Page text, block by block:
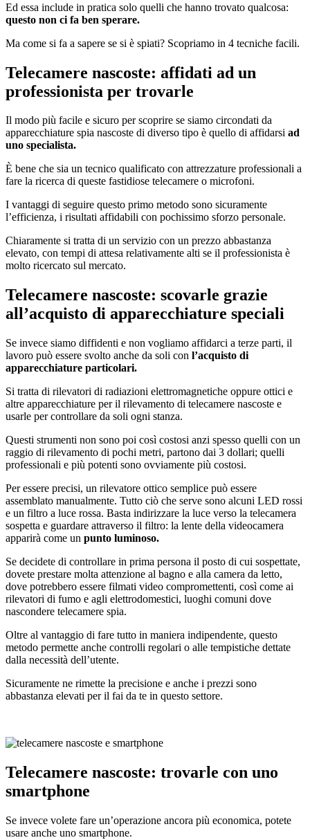
Ed essa include in pratica solo quelli che hanno trovato qualcosa:
questo non ci fa ben sperare.
Ma come si fa a sapere se si è spiati? Scopriamo in 4 tecniche facili.
Telecamere nascoste: affidati ad un
professionista per trovarle
Il modo più facile e sicuro per scoprire se siamo circondati da
apparecchiature spia nascoste di diverso tipo è quello di affidarsi ad
uno specialista.
È bene che sia un tecnico qualificato con attrezzature professionali a
fare la ricerca di queste fastidiose telecamere o microfoni.
I vantaggi di seguire questo primo metodo sono sicuramente
l’efficienza, i risultati affidabili con pochissimo sforzo personale.
Chiaramente si tratta di un servizio con un prezzo abbastanza
elevato, con tempi di attesa relativamente alti se il professionista è
molto ricercato sul mercato.
Telecamere nascoste: scovarle grazie
all’acquisto di apparecchiature speciali
Se invece siamo diffidenti e non vogliamo affidarci a terze parti, il
lavoro può essere svolto anche da soli con l’acquisto di
apparecchiature particolari.
Si tratta di rilevatori di radiazioni elettromagnetiche oppure ottici e
altre apparecchiature per il rilevamento di telecamere nascoste e
usarle per controllare da soli ogni stanza.
Questi strumenti non sono poi così costosi anzi spesso quelli con un
raggio di rilevamento di pochi metri, partono dai 3 dollari; quelli
professionali e più potenti sono ovviamente più costosi.
Per essere precisi, un rilevatore ottico semplice può essere
assemblato manualmente. Tutto ciò che serve sono alcuni LED rossi
e un filtro a luce rossa. Basta indirizzare la luce verso la telecamera
sospetta e guardare attraverso il filtro: la lente della videocamera
apparirà come un punto luminoso.
Se decidete di controllare in prima persona il posto di cui sospettate,
dovete prestare molta attenzione al bagno e alla camera da letto,
dove potrebbero essere filmati video compromettenti, così come ai
rilevatori di fumo e agli elettrodomestici, luoghi comuni dove
nascondere telecamere spia.
Oltre al vantaggio di fare tutto in maniera indipendente, questo
metodo permette anche controlli regolari o alle tempistiche dettate
dalla necessità dell’utente.
Sicuramente ne rimette la precisione e anche i prezzi sono
abbastanza elevati per il fai da te in questo settore.
Telecamere nascoste: trovarle con uno
smartphone
Se invece volete fare un’operazione ancora più economica, potete
usare anche uno smartphone.